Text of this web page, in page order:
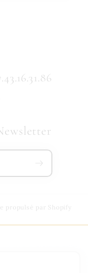
propulsé par Shopify